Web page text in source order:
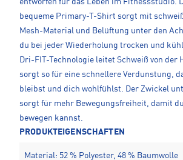
entworfen für das Leben im Fitnessstudio.
bequeme Primary-T-Shirt sorgt mit
Mesh-Material und Belüftung unter den
du bei jeder Wiederholung trocken und
Dri-FIT-Technologie leitet Schweiß von der
sorgt so für eine schnellere Verdunstung,
bleibst und dich wohlfühlst. Der Zwickel
sorgt für mehr Bewegungsfreiheit, damit
bewegen kannst.
PRODUKTEIGENSCHAFTEN
Material: 52 % Polyester, 48 % Baumwolle